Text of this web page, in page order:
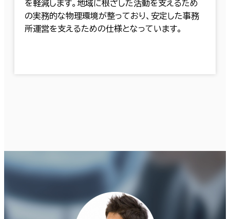
を軽減します。地域に根ざした活動を支えるため
の実務的な物理環境が整っており、安定した事務
所運営を支えるための仕様となっています。